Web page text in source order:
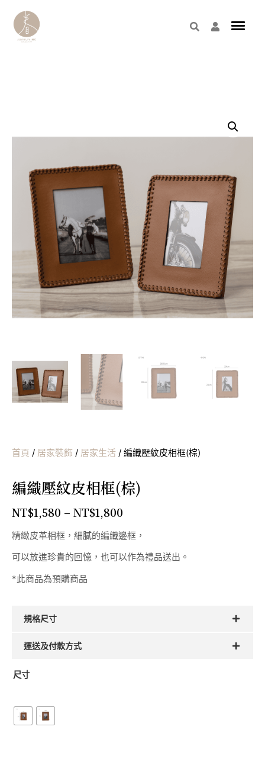
首頁 / 居家裝飾 / 居家生活 / 編織壓紋皮相框(棕)
編織壓紋皮相框(棕)
NT$1,580 – NT$1,800
精緻皮革相框，細膩的編織邊框，
可以放進珍貴的回憶，也可以作為禮品送出。
*此商品為預購商品
規格尺寸
運送及付款方式
尺寸